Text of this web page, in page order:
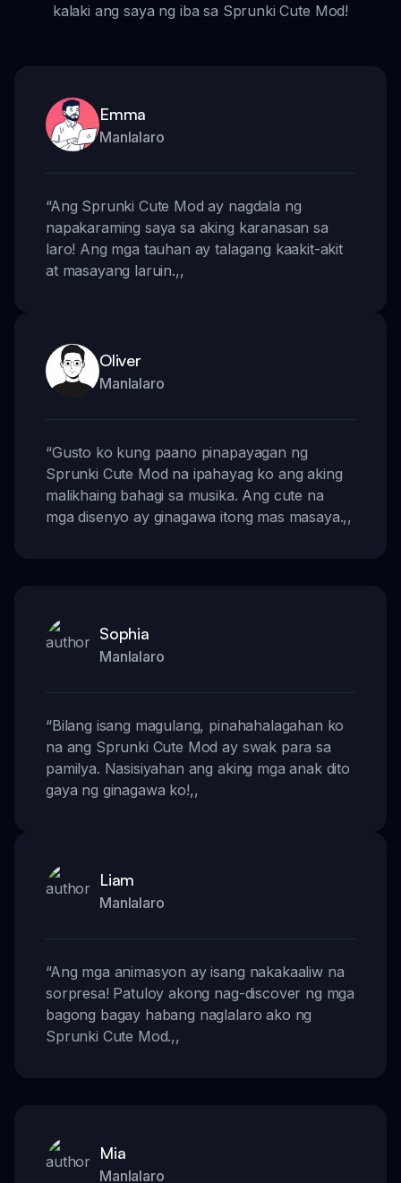
kalaki ang saya ng iba sa Sprunki Cute Mod!
Emma
Manlalaro
“Ang Sprunki Cute Mod ay nagdala ng
napakaraming saya sa aking karanasan sa
laro! Ang mga tauhan ay talagang kaakit-akit
at masayang laruin.,,
Oliver
Manlalaro
“Gusto ko kung paano pinapayagan ng
Sprunki Cute Mod na ipahayag ko ang aking
malikhaing bahagi sa musika. Ang cute na
mga disenyo ay ginagawa itong mas masaya.,,
Sophia
Manlalaro
“Bilang isang magulang, pinahahalagahan ko
na ang Sprunki Cute Mod ay swak para sa
pamilya. Nasisiyahan ang aking mga anak dito
gaya ng ginagawa ko!,,
Liam
Manlalaro
“Ang mga animasyon ay isang nakakaaliw na
sorpresa! Patuloy akong nag-discover ng mga
bagong bagay habang naglalaro ako ng
Sprunki Cute Mod.,,
Mia
Manlalaro